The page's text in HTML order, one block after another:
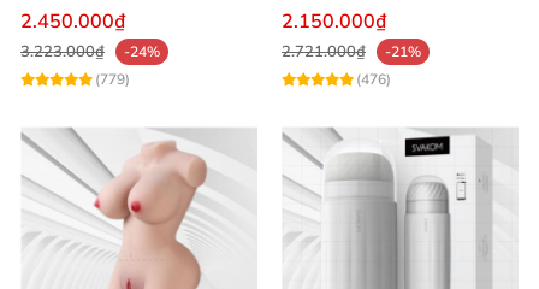
Thực
2.450.000₫
3.223.000₫
-24%
(779)
chế độ
2.150.000₫
2.721.000₫
-21%
(476)